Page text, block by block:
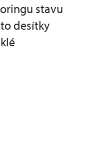
stavu
desítky